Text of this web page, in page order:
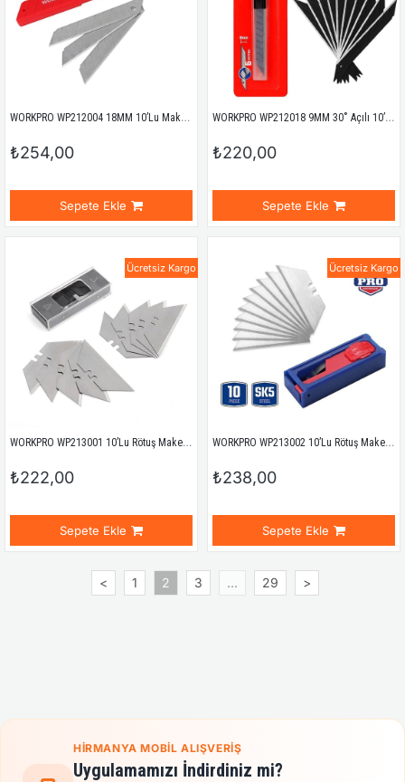
WORKPRO WP212004 18MM 10’Lu Maket Bıçağı Yedeği
₺254,00
Sepete Ekle
WORKPRO WP212018 9MM 30˚ Açılı 10’Lu Maket Bıçağı Yedeği
₺220,00
Sepete Ekle
WORKPRO WP213001 10’Lu Rötuş Maket Bıçağı Yedeği
₺222,00
Sepete Ekle
Ücretsiz Kargo
WORKPRO WP213002 10’Lu Rötuş Maket Bıçağı Yedeği
₺238,00
Sepete Ekle
Ücretsiz Kargo
< 1 2 3 ... 29 >
HIRMANYA MOBIL ALIŞVERIŞ
Uygulamamızı İndirdiniz mi?